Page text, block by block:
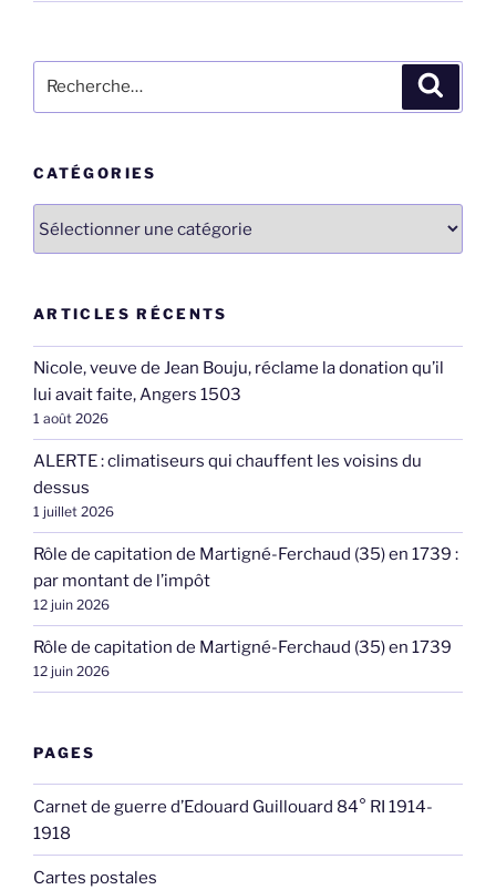
pour
CATÉGORIES
ARTICLES RÉCENTS
Nicole, veuve de Jean Bouju, réclame la donation qu’il
lui avait faite, Angers 1503
1 août 2026
ALERTE : climatiseurs qui chauffent les voisins du
dessus
1 juillet 2026
Rôle de capitation de Martigné-Ferchaud (35) en 1739 :
par montant de l’impôt
12 juin 2026
Rôle de capitation de Martigné-Ferchaud (35) en 1739
12 juin 2026
PAGES
Carnet de guerre d’Edouard Guillouard 84° RI 1914-
1918
Cartes postales